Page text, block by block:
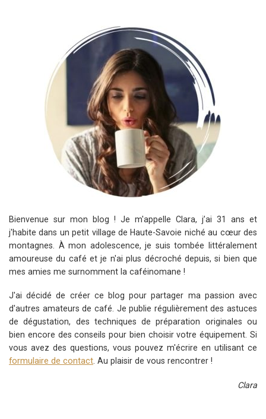
Bienvenue sur mon blog ! Je m'appelle Clara, j’ai 31 ans et
j'habite dans un petit village de Haute-Savoie niché au cœur des
montagnes. À mon adolescence, je suis tombée littéralement
amoureuse du café et je n'ai plus décroché depuis, si bien que
mes amies me surnomment la caféinomane !
J'ai décidé de créer ce blog pour partager ma passion avec
d'autres amateurs de café. Je publie régulièrement des astuces
de dégustation, des techniques de préparation originales ou
bien encore des conseils pour bien choisir votre équipement. Si
vous avez des questions, vous pouvez m'écrire en utilisant ce
formulaire de contact . Au plaisir de vous rencontrer !
Clara